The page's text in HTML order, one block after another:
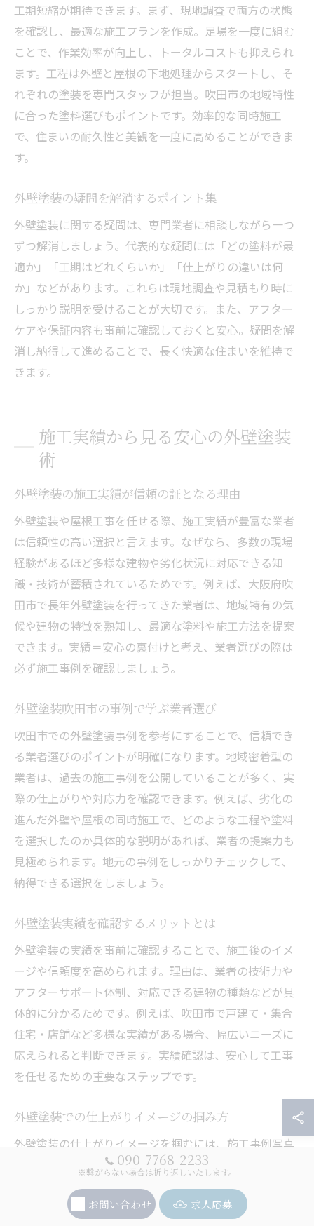
工期短縮が期待できます。まず、現地調査で両方の状態
を確認し、最適な施工プランを作成。足場を一度に組む
ことで、作業効率が向上し、トータルコストも抑えられ
ます。工程は外壁と屋根の下地処理からスタートし、そ
れぞれの塗装を専門スタッフが担当。吹田市の地域特性
に合った塗料選びもポイントです。効率的な同時施工
で、住まいの耐久性と美観を一度に高めることができま
す。
外壁塗装の疑問を解消するポイント集
外壁塗装に関する疑問は、専門業者に相談しながら一つ
ずつ解消しましょう。代表的な疑問には「どの塗料が最
適か」「工期はどれくらいか」「仕上がりの違いは何
か」などがあります。これらは現地調査や見積もり時に
しっかり説明を受けることが大切です。また、アフター
ケアや保証内容も事前に確認しておくと安心。疑問を解
消し納得して進めることで、長く快適な住まいを維持で
きます。
施工実績から見る安心の外壁塗装
術
外壁塗装の施工実績が信頼の証となる理由
外壁塗装や屋根工事を任せる際、施工実績が豊富な業者
は信頼性の高い選択と言えます。なぜなら、多数の現場
経験があるほど多様な建物や劣化状況に対応できる知
識・技術が蓄積されているためです。例えば、大阪府吹
田市で長年外壁塗装を行ってきた業者は、地域特有の気
候や建物の特徴を熟知し、最適な塗料や施工方法を提案
できます。実績＝安心の裏付けと考え、業者選びの際は
必ず施工事例を確認しましょう。
外壁塗装吹田市の事例で学ぶ業者選び
吹田市での外壁塗装事例を参考にすることで、信頼でき
る業者選びのポイントが明確になります。地域密着型の
業者は、過去の施工事例を公開していることが多く、実
際の仕上がりや対応力を確認できます。例えば、劣化の
進んだ外壁や屋根の同時施工で、どのような工程や塗料
を選択したのか具体的な説明があれば、業者の提案力も
見極められます。地元の事例をしっかりチェックして、
納得できる選択をしましょう。
外壁塗装実績を確認するメリットとは
外壁塗装の実績を事前に確認することで、施工後のイメ
ージや信頼度を高められます。理由は、業者の技術力や
アフターサポート体制、対応できる建物の種類などが具
体的に分かるためです。例えば、吹田市で戸建て・集合
住宅・店舗など多様な実績がある場合、幅広いニーズに
応えられると判断できます。実績確認は、安心して工事
を任せるための重要なステップです。
外壁塗装での仕上がりイメージの掴み方
外壁塗装の仕上がりイメージを掴むには、施工事例写真
やカラーシミュレーションの活用が効果的です。事前に
過去の実例を比較し、色や質感、デザインの違いを具体
的に確認することで、理想の住まい像が明確になりま
090-7768-2233
※繋がらない場合は折り返しいたします。
お問い合わせ 求人応募